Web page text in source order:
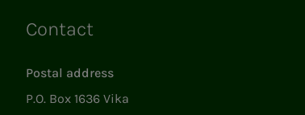
Contact
Postal address
P.O. Box 1636 Vika